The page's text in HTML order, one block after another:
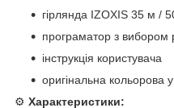
гірлянда IZOXIS 35 м /
програматор з вибором
інструкція користувача
оригінальна кольорова
⚙️ Характеристики: